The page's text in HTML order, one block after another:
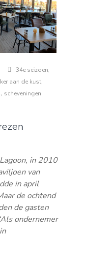
34e seizoen,
aan de kust,
, scheveningen
in 2010
van
in april
de ochtend
de gasten
ondernemer